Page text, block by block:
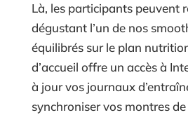
Là, les participants peuvent
dégustant l’un de nos
équilibrés sur le plan
d’accueil offre un accès à
à jour vos journaux
synchroniser vos montres